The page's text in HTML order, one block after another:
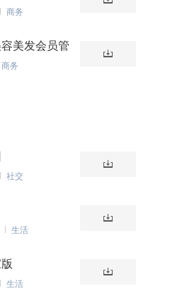
商务
美发会员管
商务
社交
生活
生活